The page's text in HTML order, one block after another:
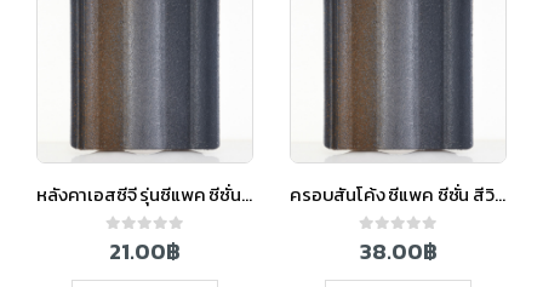
หลังคาเอสซีจี รุ่นซีแพค ซีซั่น สีวินเทอร์เกรย์
0out of 5
21.00฿
ครอบสันโค้ง ซีแพค ซีซั่น สีวินเทอร์เกรย์
0out of 5
38.00฿